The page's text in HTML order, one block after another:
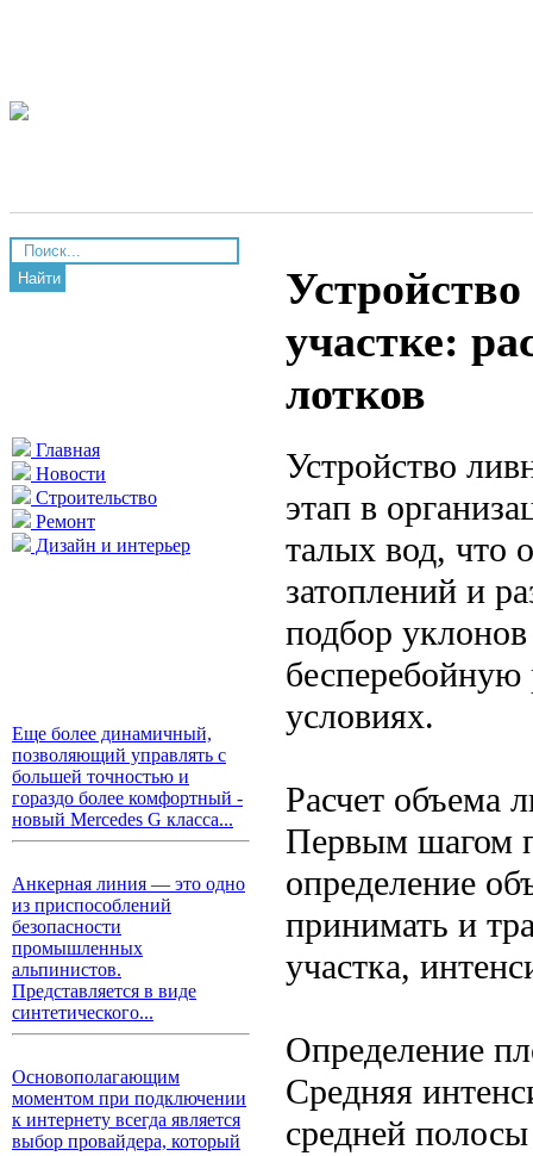
Найти
Главная
Новости
Строительство
Ремонт
Дизайн и интерьер
Еще более динамичный,
позволяющий управлять с
большей точностью и
гораздо более комфортный -
новый Mercedes G класса...
Анкерная линия — это одно
из приспособлений
безопасности
промышленных
альпинистов.
Представляется в виде
синтетического...
Основополагающим
моментом при подключении
к интернету всегда является
выбор провайдера, который
участке:
лотков
Устройство
этап в
талых вод, что
затоплений и
подбор
условиях.
Расчет объема
Первым шагом
определение
принимать и
участка,
Определение
Средняя
средней